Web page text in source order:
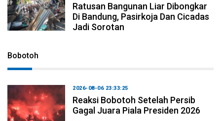
Ratusan Bangunan Liar Dibongkar
Di Bandung, Pasirkoja Dan Cicadas
Jadi Sorotan
Bobotoh
2026-08-06 23:33:25
Reaksi Bobotoh Setelah Persib
Gagal Juara Piala Presiden 2026